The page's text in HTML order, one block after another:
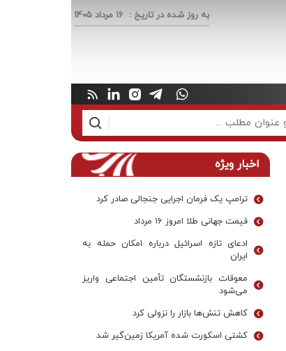
به روز شده در تاریخ : 16 مرداد 1405
اخبار ویژه
ترامپ یک فرمان اجرایی جنجالی صادر کرد
قیمت جهانی طلا امروز ۱۶ مرداد
ادعای تازه اسرائیل درباره امکان حمله به
ایران
معوقات بازنشستگان تأمین اجتماعی واریز
می‌شود
کاهش تنش‌ها بازار را نزولی کرد
کشتی اسکورت شده آمریکا زمین‌گیر شد